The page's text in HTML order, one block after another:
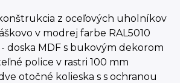
z oceľových uholníkov
v modrej farbe RAL5010
doska MDF s bukovým dekorom
police v rastri 100 mm
otočné kolieska s s ochranou